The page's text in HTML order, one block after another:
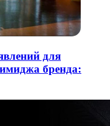
для
бренда: